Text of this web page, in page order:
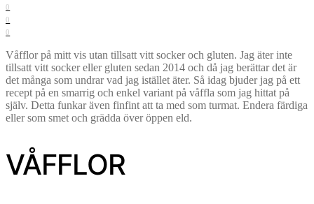
0
0
0
Våfflor på mitt vis utan tillsatt vitt socker och gluten. Jag äter inte
tillsatt vitt socker eller gluten sedan 2014 och då jag berättar det är
det många som undrar vad jag istället äter. Så idag bjuder jag på ett
recept på en smarrig och enkel variant på våffla som jag hittat på
själv. Detta funkar även finfint att ta med som turmat. Endera färdiga
eller som smet och grädda över öppen eld.
VÅFFLOR